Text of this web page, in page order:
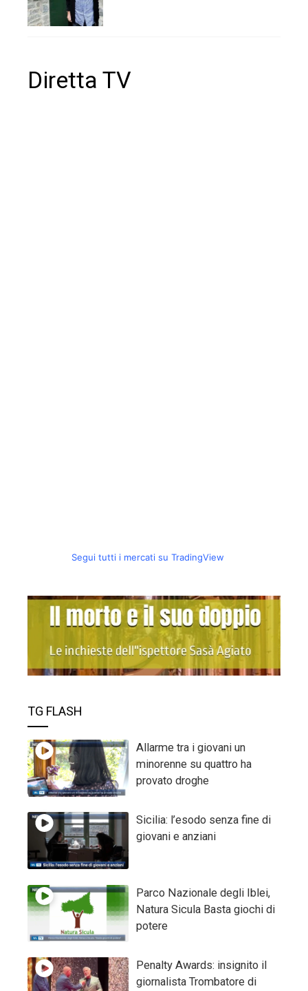
Diretta TV
Segui tutti i mercati su TradingView
TG FLASH
Allarme tra i giovani un
minorenne su quattro ha
provato droghe
Sicilia: l’esodo senza fine di
giovani e anziani
Parco Nazionale degli Iblei,
Natura Sicula Basta giochi di
potere
Penalty Awards: insignito il
giornalista Trombatore di